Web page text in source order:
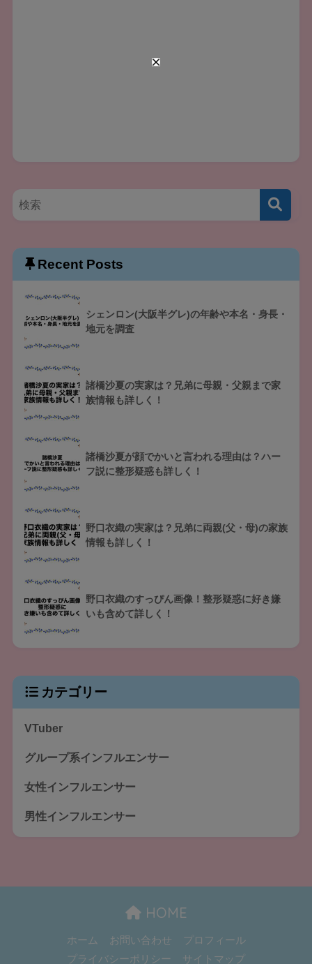
Recent Posts
シェンロン(大阪半グレ)の年齢や本名・身長・
地元を調査
諸橋沙夏の実家は？兄弟に母親・父親まで家
族情報も詳しく！
諸橋沙夏が顔でかいと言われる理由は？ハー
フ説に整形疑惑も詳しく！
野口衣織の実家は？兄弟に両親(父・母)の家族
情報も詳しく！
野口衣織のすっぴん画像！整形疑惑に好き嫌
いも含めて詳しく！
カテゴリー
VTuber
グループ系インフルエンサー
女性インフルエンサー
男性インフルエンサー
HOME
ホーム お問い合わせ
プロフィール
プライバシーポリシー
サイトマップ